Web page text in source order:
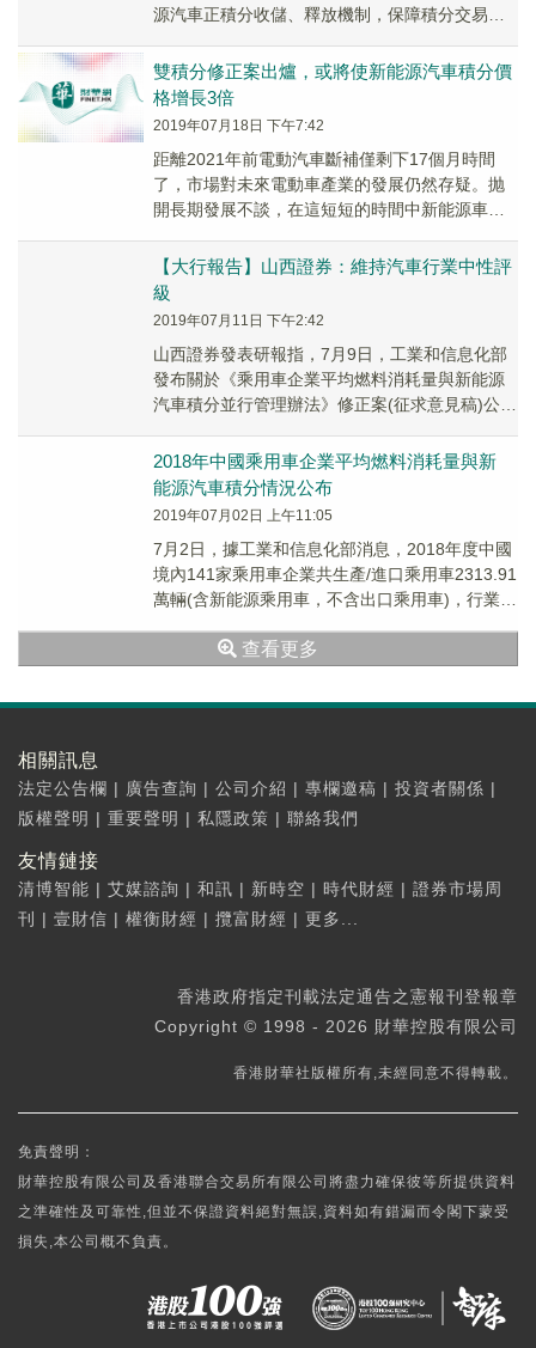
源汽車正積分收儲、釋放機制，保障積分交易市
能...
雙積分修正案出爐，或將使新能源汽車積分價
格增長3倍
2019年07月18日 下午7:42
距離2021年前電動汽車斷補僅剩下17個月時間
了，市場對未來電動車產業的發展仍然存疑。抛
開長期發展不談，在這短短的時間中新能源車企
併以「...
【大行報告】山西證券：維持汽車行業中性評
級
2019年07月11日 下午2:42
山西證券發表研報指，7月9日，工業和信息化部
發布關於《乘用車企業平均燃料消耗量與新能源
汽車積分並行管理辦法》修正案(征求意見稿)公開
功燃...
2018年中國乘用車企業平均燃料消耗量與新
能源汽車積分情況公布
2019年07月02日 上午11:05
7月2日，據工業和信息化部消息，2018年度中國
境內141家乘用車企業共生產/進口乘用車2313.91
萬輛(含新能源乘用車，不含出口乘用車)，行業平
查看更多
相關訊息
法定公告欄 | 廣告查詢 | 公司介紹 | 專欄邀稿 | 投資者關係 |
版權聲明 | 重要聲明 | 私隱政策 | 聯絡我們
友情鏈接
清博智能 | 艾媒諮詢 | 和訊 | 新時空 | 時代財經 | 證券市場周
刊
| 壹財信 | 權衡財經 | 攬富財經 | 更多...
香港政府指定刊載法定通告之憲報刊登報章
Copyright © 1998 - 2026 財華控股有限公司
香港財華社版權所有,未經同意不得轉載。
免責聲明：
財華控股有限公司及香港聯合交易所有限公司將盡力確保彼等所提供資料
之準確性及可靠性,但並不保證資料絕對無誤,資料如有錯漏而令閣下蒙受
損失,本公司概不負責。